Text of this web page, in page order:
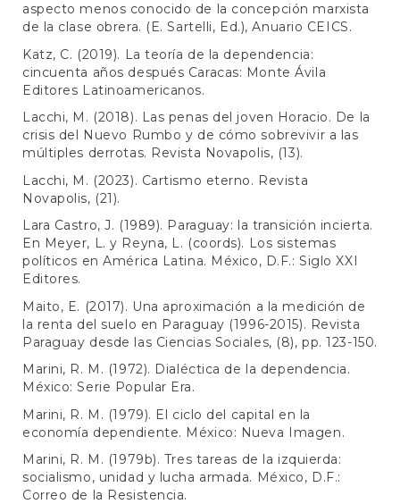
aspecto menos conocido de la concepción marxista
de la clase obrera. (E. Sartelli, Ed.), Anuario CEICS.
Katz, C. (2019). La teoría de la dependencia:
cincuenta años después Caracas: Monte Ávila
Editores Latinoamericanos.
Lacchi, M. (2018). Las penas del joven Horacio. De la
crisis del Nuevo Rumbo y de cómo sobrevivir a las
múltiples derrotas. Revista Novapolis, (13).
Lacchi, M. (2023). Cartismo eterno. Revista
Novapolis, (21).
Lara Castro, J. (1989). Paraguay: la transición incierta.
En Meyer, L. y Reyna, L. (coords). Los sistemas
políticos en América Latina. México, D.F.: Siglo XXI
Editores.
Maito, E. (2017). Una aproximación a la medición de
la renta del suelo en Paraguay (1996-2015). Revista
Paraguay desde las Ciencias Sociales, (8), pp. 123-150.
Marini, R. M. (1972). Dialéctica de la dependencia.
México: Serie Popular Era.
Marini, R. M. (1979). El ciclo del capital en la
economía dependiente. México: Nueva Imagen.
Marini, R. M. (1979b). Tres tareas de la izquierda:
socialismo, unidad y lucha armada. México, D.F.:
Correo de la Resistencia.